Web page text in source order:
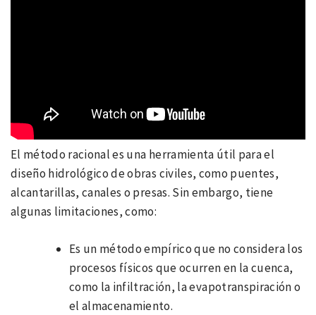
El método racional es una herramienta útil para el
diseño hidrológico de obras civiles, como puentes,
alcantarillas, canales o presas. Sin embargo, tiene
algunas limitaciones, como:
Es un método empírico que no considera los
procesos físicos que ocurren en la cuenca,
como la infiltración, la evapotranspiración o
el almacenamiento.